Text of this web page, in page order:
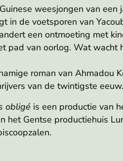
weesjongen van
in de voetsporen van
een ontmoeting met
pad van oorlog. Wat
roman van Ahmadou
van de twintigste eeuw.
obligé is een productie van
het Gentse productiehuis